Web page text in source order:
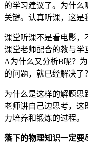
的学习建议了。为什
关键。认真听课，这是
课堂听课不是看电影，
课堂老师配合的教与学
A为什么又分析B呢？
的问题，就已经解决了？
为什么是这样的解题
老师讲自己边思考，这
力培养和锻炼的过程。
落下的物理知识一定要